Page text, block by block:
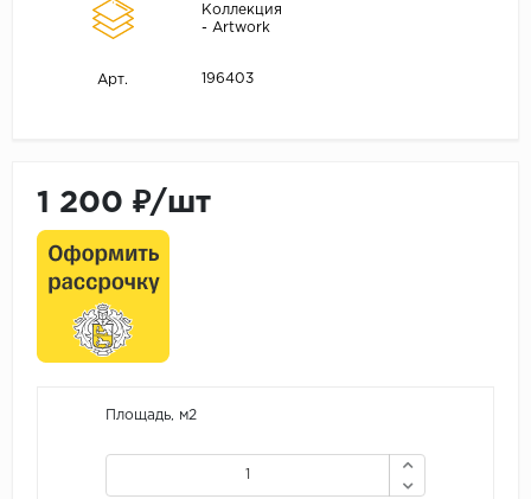
Коллекция
- Artwork
Арт. 196403
1 200 ₽/шт
Площадь, м2